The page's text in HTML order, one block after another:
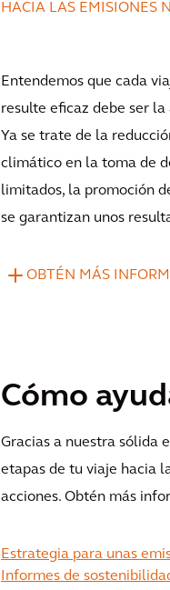
HACIA LAS EMISIONES
Entendemos que cada
resulte eficaz debe ser
Ya se trate de la
climático en la toma de
limitados, la promoción
se garantizan unos
OBTÉN MÁS
Cómo
Gracias a nuestra sólida
etapas de tu viaje hacia
acciones. Obtén más
Estrategia para unas
Informes de